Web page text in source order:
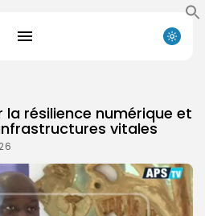
la résilience numérique et
vitales